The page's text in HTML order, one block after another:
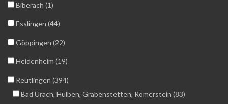
Biberach (1)
Esslingen (44)
Göppingen (22)
Heidenheim (19)
Reutlingen (394)
Bad Urach, Hülben, Grabenstetten, Römerstein (83)